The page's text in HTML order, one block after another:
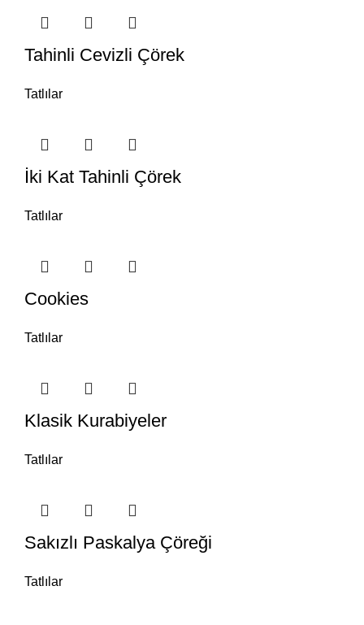
Tahinli Cevizli Çörek
Tatlılar
İki Kat Tahinli Çörek
Tatlılar
Cookies
Tatlılar
Klasik Kurabiyeler
Tatlılar
Sakızlı Paskalya Çöreği
Tatlılar